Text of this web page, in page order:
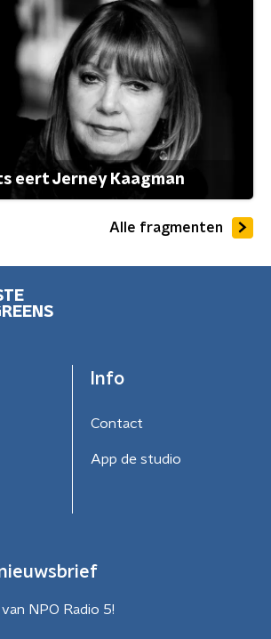
eert Jerney Kaagman
Alle fragmenten
Info
Contact
App de studio
nieuwsbrief
NPO Radio 5!